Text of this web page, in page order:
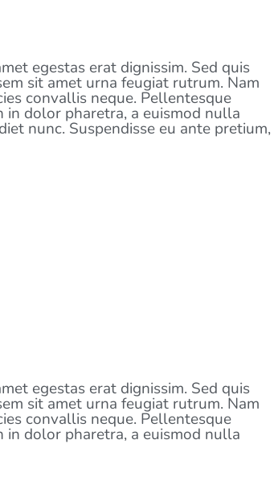
egestas erat dignissim. Sed quis
sit amet urna feugiat rutrum. Nam
convallis neque. Pellentesque
dolor pharetra, a euismod nulla
nunc. Suspendisse eu ante pretium,
egestas erat dignissim. Sed quis
sit amet urna feugiat rutrum. Nam
convallis neque. Pellentesque
dolor pharetra, a euismod nulla